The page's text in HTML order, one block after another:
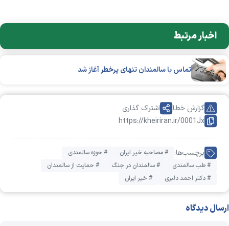
اخبار مرتبط
تماس با سالمندان تنهای پرخطر آغاز شد
https://kheiriran.ir/0001Jx
گزارش خطا اشتراک گذاری
برچسب‌ها: # مصاحبه خیر ایران
# حوزه سالمندی
# طب سالمندی
# سالمندان در جنگ
# حمایت از سالمندان
# دکتر احمد دلبری
# خیر ایران
ارسال دیدگاه